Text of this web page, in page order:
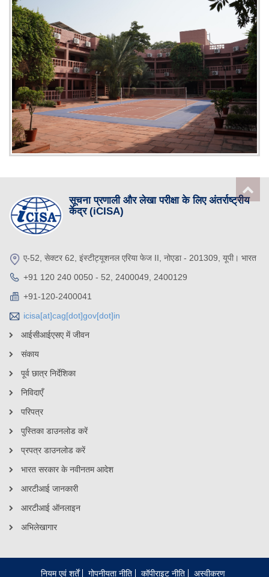
सूचना प्रणाली और लेखा परीक्षा के लिए अंतर्राष्ट्रीय
केंद्र (iCISA)
ए-52, सेक्टर 62, इंस्टीट्यूशनल एरिया फेज II, नोएडा - 201309, यूपी। भारत
+91 120 240 0050 - 52, 2400049, 2400129
+91-120-2400041
icisa[at]cag[dot]gov[dot]in
आईसीआईएसए में जीवन
संकाय
पूर्व छात्र निर्देशिका
निविदाएँ
परिपत्र
पुस्तिका डाउनलोड करें
प्रपत्र डाउनलोड करें
भारत सरकार के नवीनतम आदेश
आरटीआई जानकारी
आरटीआई ऑनलाइन
अभिलेखागार
नियम एवं शर्तें गोपनीयता नीति कॉपीराइट नीति अस्वीकरण